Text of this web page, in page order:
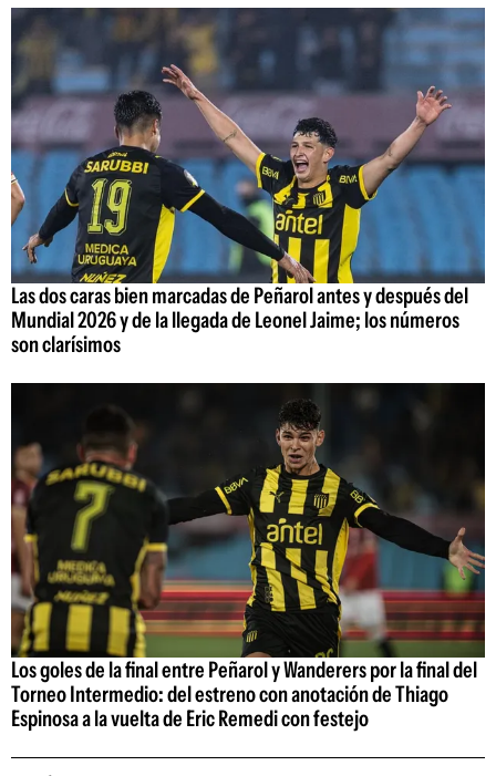
Las dos caras bien marcadas de Peñarol antes y después del
Mundial 2026 y de la llegada de Leonel Jaime; los números
son clarísimos
Los goles de la final entre Peñarol y Wanderers por la final del
Torneo Intermedio: del estreno con anotación de Thiago
Espinosa a la vuelta de Eric Remedi con festejo